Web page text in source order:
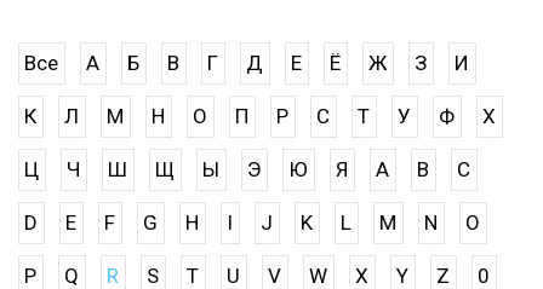
Все А Б В Г Д Е Ё Ж З И
К Л М Н О П Р С Т У Ф Х
Ц Ч Ш Щ Ы Э Ю Я A B C
D E F G H I J K L M N O
P Q R S T U V W X Y Z 0